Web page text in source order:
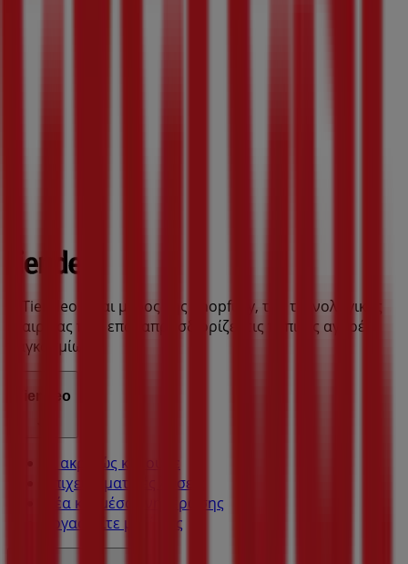
Η Tiendeo είναι μέρος της Shopfully, της τεχνολογικής
εταιρείας που επαναπροσδιορίζει τις τοπικές αγορές
παγκοσμίως.
Tiendeo
Τι ακριβώς κάνουμε
Επιχειρηματικές λύσεις
Νέα και μέσα ενημέρωσης
Εργαστείτε μαζί μας